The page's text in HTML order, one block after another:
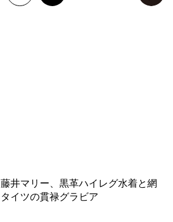
藤井マリー、黒革ハイレグ水着と網
タイツの貫禄グラビア